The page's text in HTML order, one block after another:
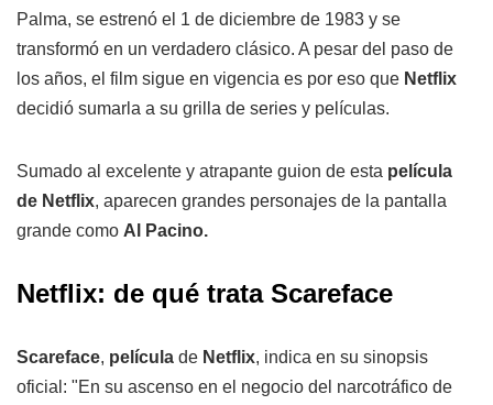
Palma, se estrenó el 1 de diciembre de 1983 y se
transformó en un verdadero clásico. A pesar del paso de
los años, el film sigue en vigencia es por eso que Netflix
decidió sumarla a su grilla de series y películas.
Sumado al excelente y atrapante guion de esta película
de Netflix, aparecen grandes personajes de la pantalla
grande como Al Pacino.
Netflix: de qué trata Scareface
Scareface, película de Netflix, indica en su sinopsis
oficial: "En su ascenso en el negocio del narcotráfico de